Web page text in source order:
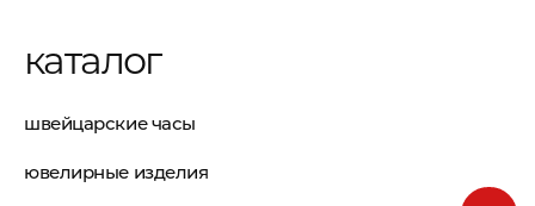
каталог
швейцарские часы
ювелирные изделия